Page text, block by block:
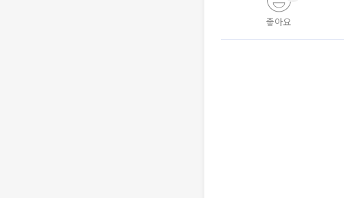
좋아요